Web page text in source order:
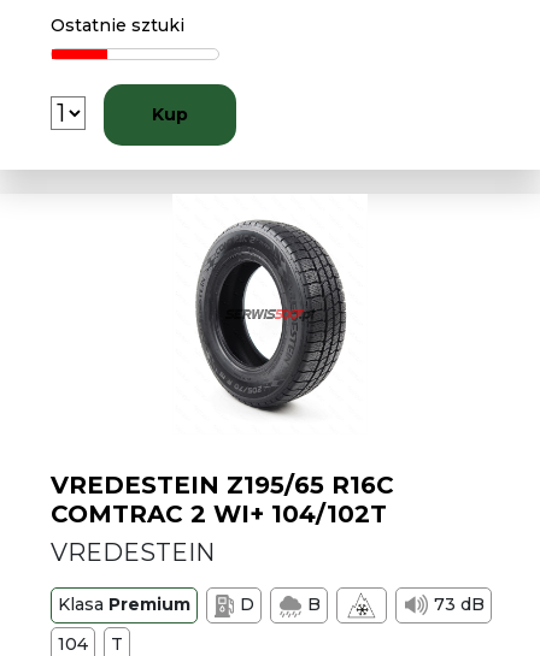
Ostatnie sztuki
Kup
VREDESTEIN Z195/65 R16C
COMTRAC 2 WI+ 104/102T
VREDESTEIN
Klasa Premium D B
73 dB
104
T